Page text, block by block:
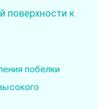
поверхности к
побелки